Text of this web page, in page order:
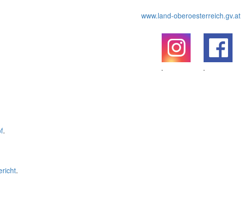
www.land-oberoesterreich.gv.at
.
.
.
.